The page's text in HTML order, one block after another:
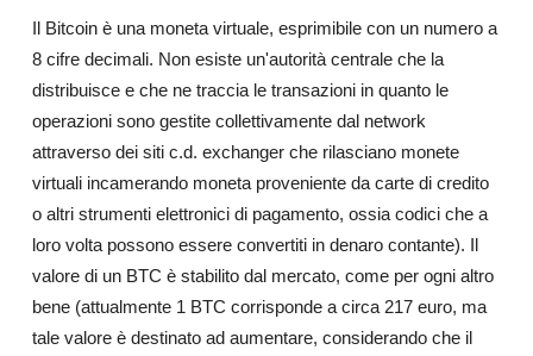
Il Bitcoin è una moneta virtuale, esprimibile con un numero a
8 cifre decimali. Non esiste un'autorità centrale che la
distribuisce e che ne traccia le transazioni in quanto le
operazioni sono gestite collettivamente dal network
attraverso dei siti c.d. exchanger che rilasciano monete
virtuali incamerando moneta proveniente da carte di credito
o altri strumenti elettronici di pagamento, ossia codici che a
loro volta possono essere convertiti in denaro contante). Il
valore di un BTC è stabilito dal mercato, come per ogni altro
bene (attualmente 1 BTC corrisponde a circa 217 euro, ma
tale valore è destinato ad aumentare, considerando che il